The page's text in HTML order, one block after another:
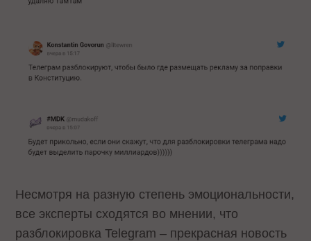
Несмотря на разную степень эмоциональности,
все эксперты сходятся во мнении, что
разблокировка Telegram – прекрасная новость